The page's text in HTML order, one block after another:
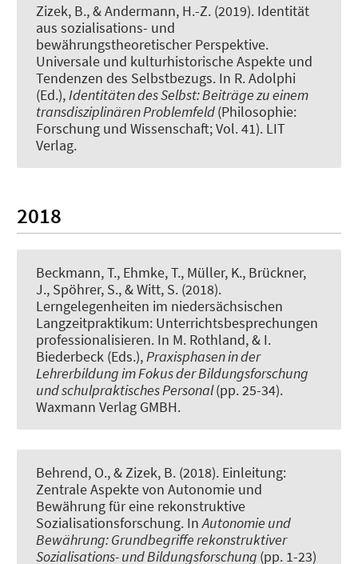
Zizek, B., & Andermann, H.-Z. (2019). Identität
aus sozialisations- und
bewährungstheoretischer Perspektive.
Universale und kulturhistorische Aspekte und
Tendenzen des Selbstbezugs. In R. Adolphi
(Ed.), Identitäten des Selbst: Beiträge zu einem
transdisziplinären Problemfeld(Philosophie:
Forschung und Wissenschaft; Vol. 41). LIT
Verlag.
2018
Beckmann, T., Ehmke, T., Müller, K., Brückner,
J., Spöhrer, S., & Witt, S. (2018).
Lerngelegenheiten im niedersächsischen
Langzeitpraktikum: Unterrichtsbesprechungen
professionalisieren. In M. Rothland, & I.
Biederbeck (Eds.),Praxisphasen in der
Lehrerbildung im Fokus der Bildungsforschung
und schulpraktisches Personal(pp. 25-34).
Waxmann Verlag GMBH.
Behrend, O., & Zizek, B. (2018). Einleitung:
Zentrale Aspekte von Autonomie und
Bewährung für eine rekonstruktive
Sozialisationsforschung. InAutonomie und
Bewährung: Grundbegriffe rekonstruktiver
Sozialisations- und Bildungsforschung (pp. 1-23)